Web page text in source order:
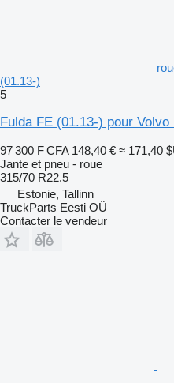
(01.13-)
5
Fulda FE (01.13-) pour Volvo
97 300 F CFA 148,40 € ≈ 171,40
Jante et pneu - roue
315/70 R22.5
Estonie, Tallinn
TruckParts Eesti OÜ
Contacter le vendeur